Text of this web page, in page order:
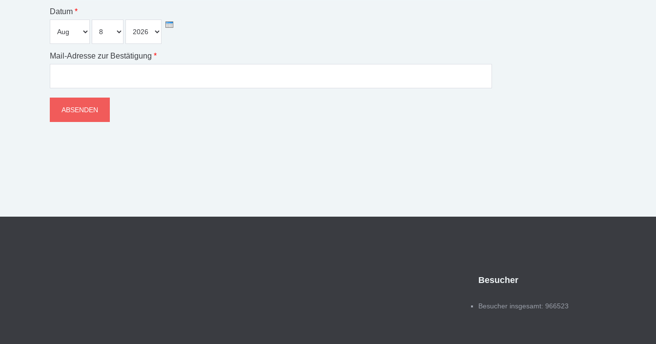
Datum *
Mail-Adresse zur Bestätigung *
Besucher
Besucher insgesamt: 966523